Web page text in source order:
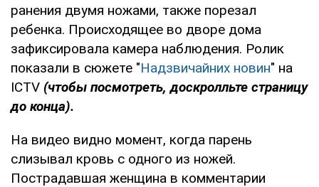
ранения двумя ножами, также порезал
ребенка. Происходящее во дворе дома
зафиксировала камера наблюдения. Ролик
показали в сюжете "Надзвичайних новин" на
ICTV (чтобы посмотреть, доскролльте страницу
до конца).
На видео видно момент, когда парень
слизывал кровь с одного из ножей.
Пострадавшая женщина в комментарии